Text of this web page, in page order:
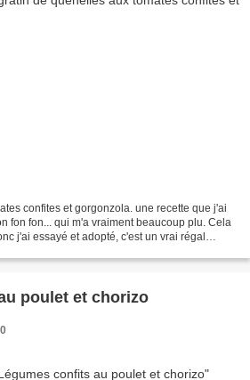
confites et gorgonzola. une recette que j'ai
fon fon... qui m'a vraiment beaucoup plu. Cela
j'ai essayé et adopté, c'est un vrai régal
poulet et chorizo